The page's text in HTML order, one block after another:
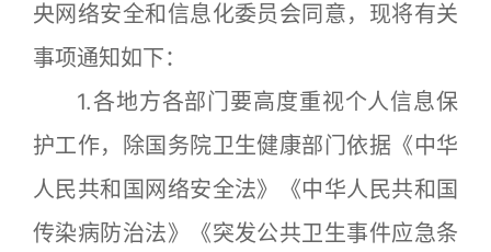
央网络安全和信息化委员会同意，现将有关
事项通知如下：
1.各地方各部门要高度重视个人信息保
护工作，除国务院卫生健康部门依据《中华
人民共和国网络安全法》《中华人民共和国
传染病防治法》《突发公共卫生事件应急条